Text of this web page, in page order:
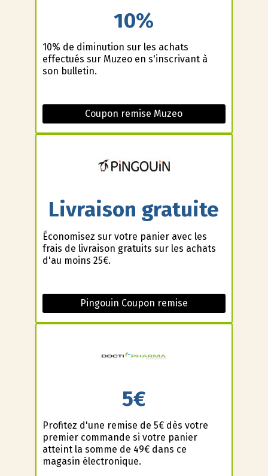
10%
10% de diminution sur les achats
effectués sur Muzeo en s'inscrivant à
son bulletin.
Coupon remise Muzeo
Livraison gratuite
Économisez sur votre panier avec les
frais de livraison gratuits sur les achats
d'au moins 25€.
Pingouin Coupon remise
5€
Profitez d'une remise de 5€ dès votre
premier commande si votre panier
atteint la somme de 49€ dans ce
magasin électronique.